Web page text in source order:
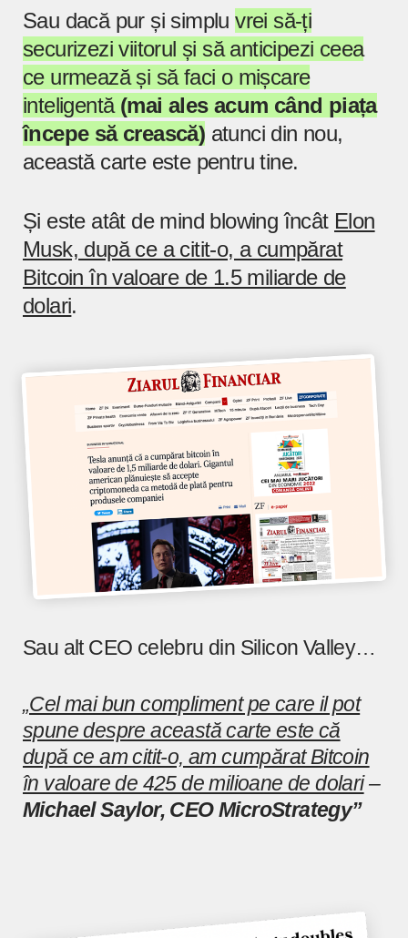
Sau dacă pur și simpluvrei să-ți
securizezi viitorul și să anticipezi ceea
ce urmează și să faci o mișcare
inteligentă (mai ales acum când piața
începe să crească) atunci din nou,
această carte este pentru tine.
Și este atât de mind blowing încât Elon
Musk, după ce a citit-o, a cumpărat
Bitcoin în valoare de 1.5 miliarde de
dolari.
Sau alt CEO celebru din Silicon Valley…
„Cel mai bun compliment pe care il pot
spune despre această carte este că
după ce am citit-o, am cumpărat Bitcoin
în valoare de 425 de milioane de dolari–
Michael Saylor, CEO MicroStrategy”